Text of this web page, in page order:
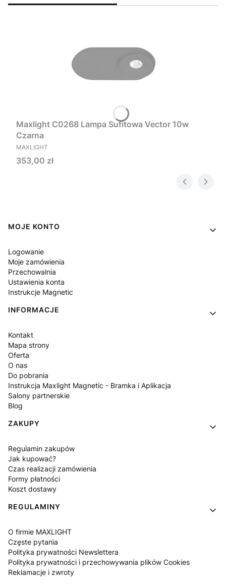
Maxlight C0268 Lampa Sufitowa Vector 10w
Czarna
PRODUCENT
MAXLIGHT
Cena
353,00 zł
Linki w stopce
MOJE KONTO
Logowanie
Moje zamówienia
Przechowalnia
Ustawienia konta
Instrukcje Magnetic
INFORMACJE
Kontakt
Mapa strony
Oferta
O nas
Do pobrania
Instrukcja Maxlight Magnetic - Bramka i Aplikacja
Salony partnerskie
Blog
ZAKUPY
Regulamin zakupów
Jak kupować?
Czas realizacji zamówienia
Formy płatności
Koszt dostawy
REGULAMINY
O firmie MAXLIGHT
Częste pytania
Polityka prywatności Newslettera
Polityka prywatności i przechowywania plików Cookies
Reklamacje i zwroty